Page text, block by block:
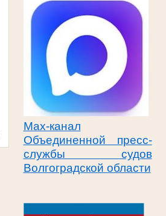
Max-канал
Объединенной пресс-
службы судов
Волгоградской области